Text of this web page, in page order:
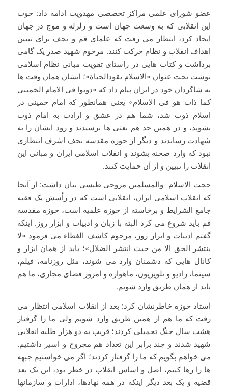
عضو شورای علمی مراکز تخصصی مهدویت ادامه داد: خوب
این انقلابی که به وسعت جهان است و زلزله و موج در جهان
ایجاد کرد، انتظار می رفت که علمای قم و نجف برای تبیین
اهداف انقلاب و نظام حرکت کنند. مرحوم شهید صدر یک گامی
برداشت و کتاب هایی در راستای تقویت مبانی نظام اسلامی
نوشت تحت عنوان «الاسلام یقودالحیاة»؛ ایشان همان وقت ها
به شاگردان خود در ایران پیام داد که «ذوبوا فی الامام الخمینی
کما ذاب هو فی الاسلام» یعنی همانطور که امام خمینی در
اسلام ذوب شد، شما هم در عشق و ارادت به امام ذوب
بشوید، و در همین حد هم بعثی ها ترسیدند و زود ایشان را به
شهادت رساندند و دیگر از حوزه مقدسه نجف اشرف انتظاری
نبود که وارد صحنه بشوند و انقلاب اسلامی ایران و مبانی این
انقلاب را تبیین و از آن حمایت کنند.
حجت الاسلام والمسلمین مروجی طبسی بیان داشت: از آنجا
که انقلاب اسلامی ایران، انقلابی است که در رأسش یک فقیه
جامع الشرایط و برخاسته از حوزه علمیه است، حوزه مقدسه
قم باید شروع می کرد البته با زبان و ادبیات و ابزار روز. اینکه
گفتم ادبیات و ابراز روز، مرحوم کاشف الغطاء می فرمود «لا
ینتشر الحق الا من حیث انتشر الضلال»؛ باید از همان ابزار و
کانال هایی که دشمنان وارد می شوند، مثل روزنامه، فیلم،
سینما، رادیو و تلویزیون، ماهواره و امروز فضای مجازی، ما هم
باید از همان طریق وارد شویم.
استاد حوزه خاطرنشان کرد: بعد از انقلاب اسلامی انتظار می
رفت که ما هم از همین طریق وارد شویم ولی ما را گرفتار
هشت سال جنگ تحمیلی کردند؛ قریب به دو هزار طلبه انقلابی
شهید شدند و چند برابر این تعداد هم مجروح و اسیر داشتیم.
می خواهم بگویم که ما را گرفتار کردند؛ اگر می خواستیم جبهه
ها را رها کنیم، اصل و اساس انقلاب در خطر بود، این یک بعد
قضیه و یک بعد دیگر اینکه در همه نهادها، ادارات و سازمانها